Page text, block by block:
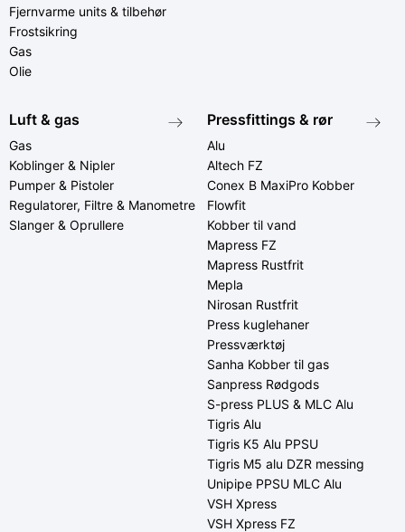
Fjernvarme units & tilbehør
Frostsikring
Gas
Olie
Luft & gas
Gas
Koblinger & Nipler
Pumper & Pistoler
Regulatorer, Filtre & Manometre
Slanger & Oprullere
Pressfittings & rør
Alu
Altech FZ
Conex B MaxiPro Kobber
Flowfit
Kobber til vand
Mapress FZ
Mapress Rustfrit
Mepla
Nirosan Rustfrit
Press kuglehaner
Pressværktøj
Sanha Kobber til gas
Sanpress Rødgods
S-press PLUS & MLC Alu
Tigris Alu
Tigris K5 Alu PPSU
Tigris M5 alu DZR messing
Unipipe PPSU MLC Alu
VSH Xpress
VSH Xpress FZ